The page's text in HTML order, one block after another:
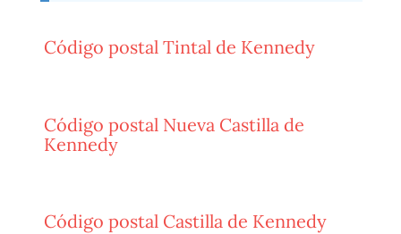
Código postal Tintal de Kennedy
Código postal Nueva Castilla de
Kennedy
Código postal Castilla de Kennedy